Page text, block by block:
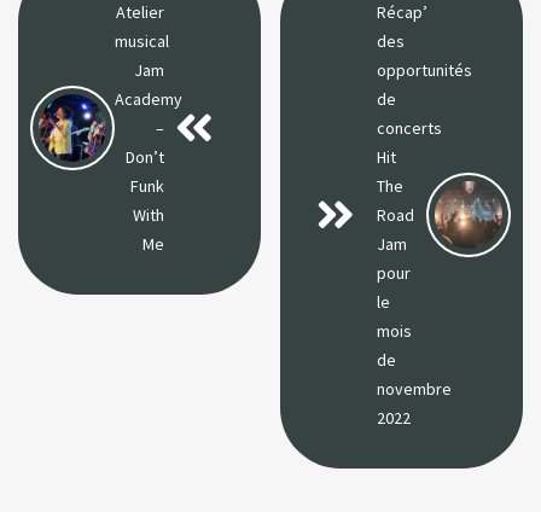
Atelier
musical
Jam
Academy
–
Don’t
Funk
With
Me
Récap’
des
opportunités
de
concerts
Hit
The
Road
Jam
pour
le
mois
de
novembre
2022